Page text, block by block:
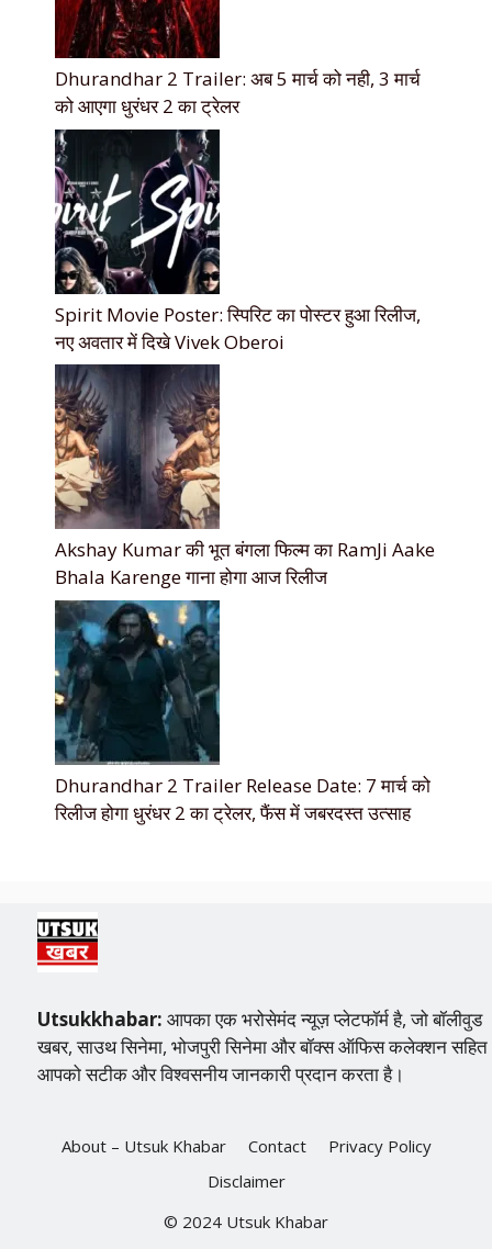
Dhurandhar 2 Trailer: अब 5 मार्च को नही, 3 मार्च
को आएगा धुरंधर 2 का ट्रेलर
Spirit Movie Poster: स्पिरिट का पोस्टर हुआ रिलीज,
नए अवतार में दिखे Vivek Oberoi
Akshay Kumar की भूत बंगला फिल्म का RamJi Aake
Bhala Karenge गाना होगा आज रिलीज
Dhurandhar 2 Trailer Release Date: 7 मार्च को
रिलीज होगा धुरंधर 2 का ट्रेलर, फैंस में जबरदस्त उत्साह
Utsukkhabar: आपका एक भरोसेमंद न्यूज़ प्लेटफॉर्म है, जो बॉलीवुड
खबर, साउथ सिनेमा, भोजपुरी सिनेमा और बॉक्स ऑफिस कलेक्शन सहित
आपको सटीक और विश्वसनीय जानकारी प्रदान करता है।
About – Utsuk Khabar Contact
Privacy Policy
Disclaimer
© 2024 Utsuk Khabar